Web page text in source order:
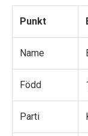
Punkt
Name
Född
Parti